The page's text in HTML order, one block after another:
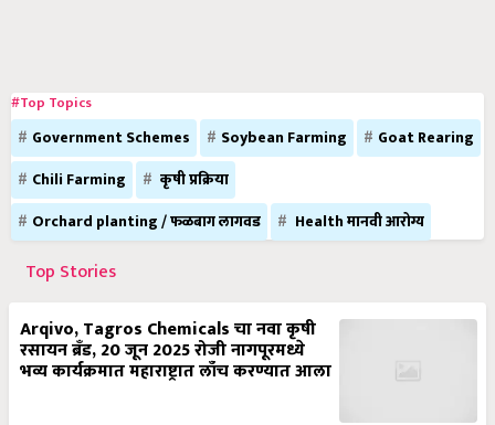
#Top Topics
Government Schemes Soybean Farming
Goat Rearing
Chili Farming
कृषी प्रक्रिया
Orchard planting / फळबाग लागवड
Health मानवी आरोग्य
Top Stories
Arqivo, Tagros Chemicals चा नवा कृषी
रसायन ब्रँड, 20 जून 2025 रोजी नागपूरमध्ये
भव्य कार्यक्रमात महाराष्ट्रात लाँच करण्यात आला